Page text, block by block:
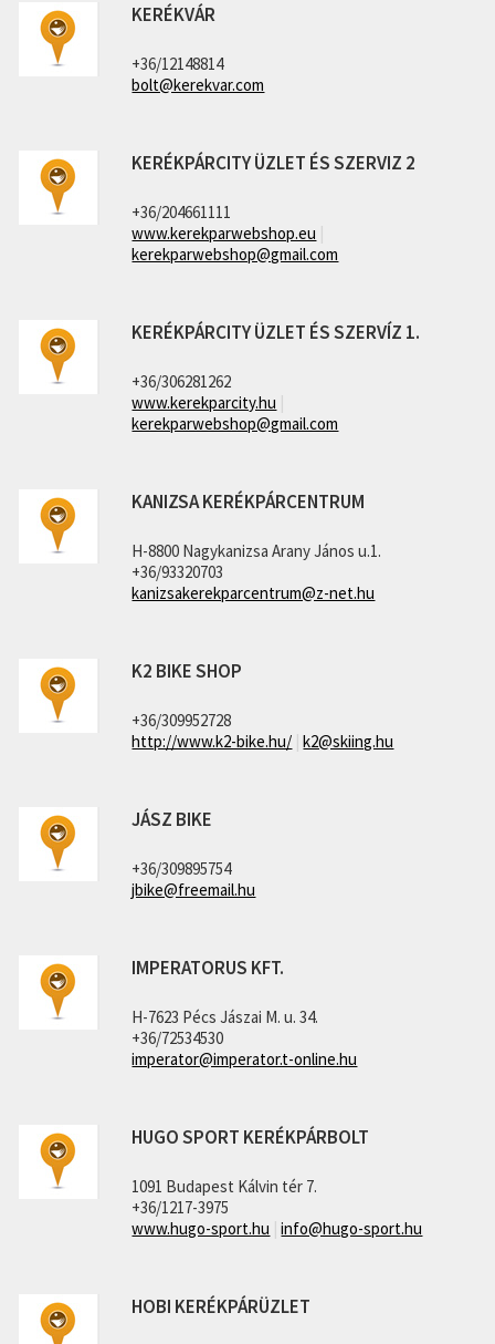
KERÉKVÁR
+36/12148814
bolt@kerekvar.com
KERÉKPÁRCITY ÜZLET ÉS SZERVIZ 2
+36/204661111
www.kerekparwebshop.eu |
kerekparwebshop@gmail.com
KERÉKPÁRCITY ÜZLET ÉS SZERVÍZ 1.
+36/306281262
www.kerekparcity.hu |
kerekparwebshop@gmail.com
KANIZSA KERÉKPÁRCENTRUM
H-8800 Nagykanizsa Arany János u.1.
+36/93320703
kanizsakerekparcentrum@z-net.hu
K2 BIKE SHOP
+36/309952728
http://www.k2-bike.hu/ |k2@skiing.hu
JÁSZ BIKE
+36/309895754
jbike@freemail.hu
IMPERATORUS KFT.
H-7623 Pécs Jászai M. u. 34.
+36/72534530
imperator@imperator.t-online.hu
HUGO SPORT KERÉKPÁRBOLT
1091 Budapest Kálvin tér 7.
+36/1217-3975
www.hugo-sport.hu |info@hugo-sport.hu
HOBI KERÉKPÁRÜZLET